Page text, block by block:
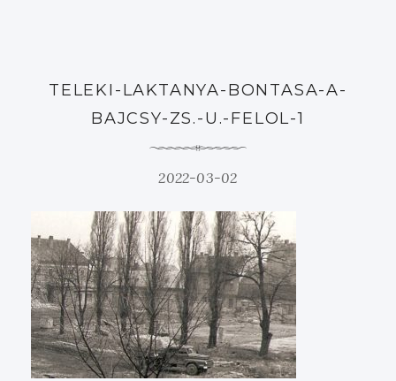
TELEKI-LAKTANYA-BONTASA-A-
BAJCSY-ZS.-U.-FELOL-1
2022-03-02